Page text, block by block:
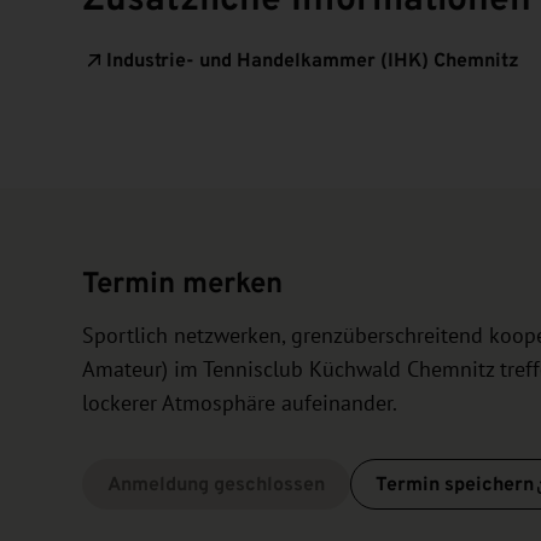
Industrie- und Handelkammer (IHK) Chemnitz
Termin merken
Sportlich netzwerken, grenzüberschreitend
Amateur) im Tennisclub Küchwald Chemnitz
lockerer Atmosphäre aufeinander.
Termin speichern